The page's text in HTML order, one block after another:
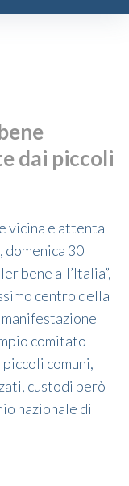
dai piccoli
vicina e attenta
30
bene all’Italia”,
centro della
comitato
comuni,
custodi però
nazionale di